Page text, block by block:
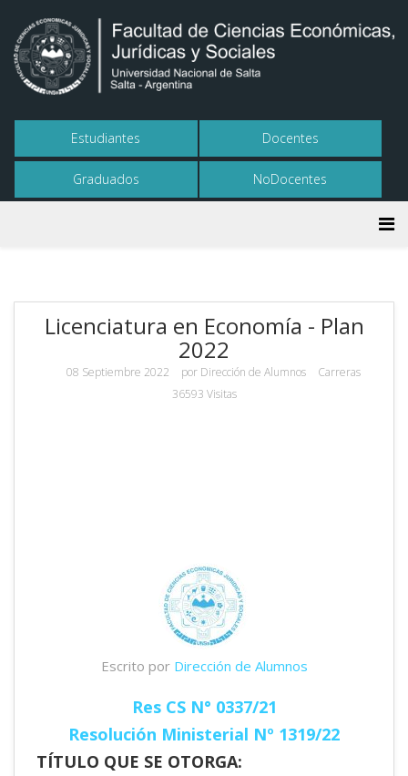
Estudiantes Docentes
Graduados NoDocentes
Licenciatura en Economía - Plan
2022
08 Septiembre 2022 por Dirección de Alumnos
Carreras
36593 Visitas
Escrito por Dirección de Alumnos
Res CS N° 0337/21
Resolución Ministerial Nº 1319/22
TÍTULO QUE SE OTORGA: